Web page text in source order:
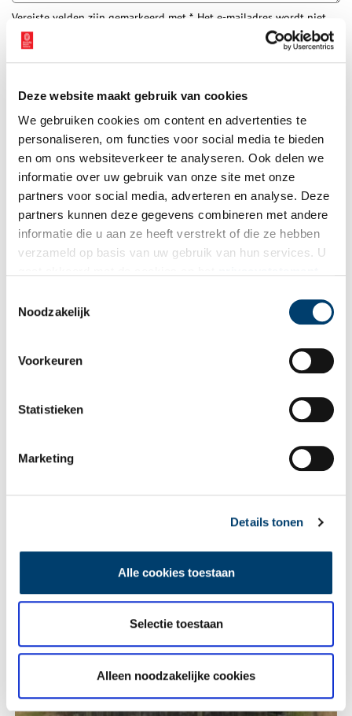
Deze website maakt gebruik van cookies
We gebruiken cookies om content en advertenties te
personaliseren, om functies voor social media te bieden
en om ons websiteverkeer te analyseren. Ook delen we
informatie over uw gebruik van onze site met onze
partners voor social media, adverteren en analyse. Deze
partners kunnen deze gegevens combineren met andere
informatie die u aan ze heeft verstrekt of die ze hebben
verzameld op basis van uw gebruik van hun services. U
Noodzakelijk
Voorkeuren
Statistieken
Marketing
Details tonen
Alle cookies toestaan
Selectie toestaan
Alleen noodzakelijke cookies
Vereiste velden zijn gemarkeerd met *. Het e-mailadres wordt niet
gepubliceerd.
Naam*
E-mail*
Vink dit aan als u op de hoogte gehouden wil worden.
Tien verdwenen pretparken